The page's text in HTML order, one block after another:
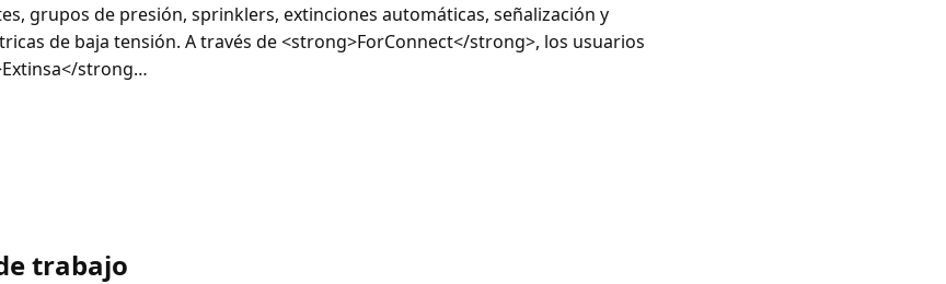
grupos de presión, sprinklers, extinciones automáticas, señalización y
de baja tensión. A través de <strong>ForConnect</strong>, los usuarios
strong…
trabajo